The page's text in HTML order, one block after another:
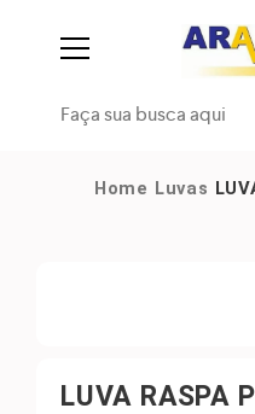
Home Luvas
LUVA RASPA